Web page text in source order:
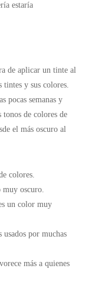
estaría
de aplicar un tinte al
tintes y sus colores.
pocas semanas y
de colores de
el más oscuro al
colores.
muy oscuro.
un color muy
usados por muchas
más a quienes